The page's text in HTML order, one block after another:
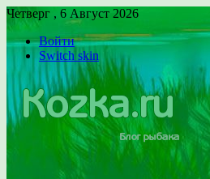
Четверг , 6 Август 2026
Войти
Switch skin